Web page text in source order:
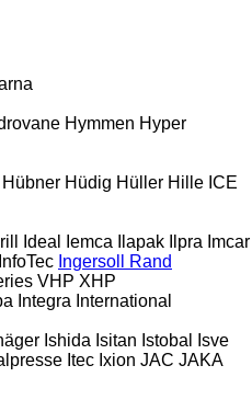
Hymmen Hyper
Hübner Hüdig Hüller Hille ICE
Ideal Iemca Ilapak Ilpra Imcar
InfoTec Ingersoll Rand
VHP XHP
Integra International
Ishida Isitan Istobal
Isve
Itec Ixion JAC JAKA